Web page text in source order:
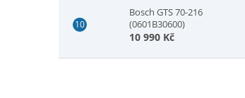
Bosch GTS 70-216
(0601B30600)
10 990 Kč